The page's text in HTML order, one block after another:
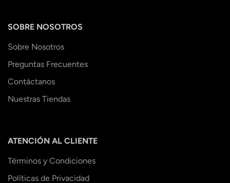
SOBRE NOSOTROS
Sobre Nosotros
Preguntas Frecuentes
Contáctanos
Nuestras Tiendas
ATENCIÓN AL CLIENTE
Términos y Condiciones
Políticas de Privacidad